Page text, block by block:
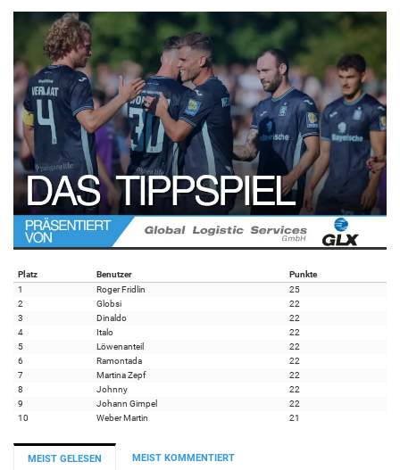
Platz Benutzer
Punkte
1
Roger Fridlin
25
2
Globsi
22
3
Dinaldo
22
4
Italo
22
5
Löwenanteil
22
6
Ramontada
22
7
Martina Zepf
22
8
Johnny
22
9
Johann Gimpel
22
10
Weber Martin 21
MEIST GELESEN MEIST KOMMENTIERT